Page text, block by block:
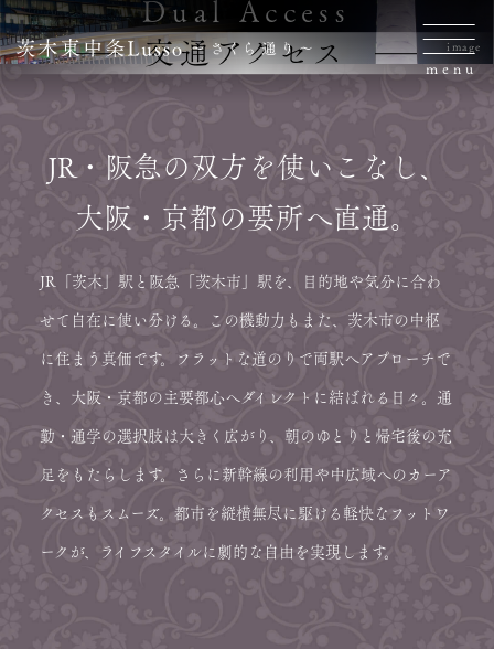
menu
Dual Access
交通アクセス
image
JR・阪急の双方を使いこなし、
大阪・京都の要所へ直通。
JR「茨木」駅と阪急「茨木市」駅を、目的地や気分に合わ
せて自在に使い分ける。 この機動力もまた、茨木市の中枢
に住まう真価です。 フラットな道のりで両駅へアプローチで
き、大阪・京都の主要都心へダイレクトに結ばれる日々。 通
勤・通学の選択肢は大きく広がり、朝のゆとりと帰宅後の充
足をもたらします。 さらに新幹線の利用や中広域へのカーア
クセスもスムーズ。 都市を縦横無尽に駆ける軽快なフットワ
ークが、 ライフスタイルに劇的な自由を実現します。